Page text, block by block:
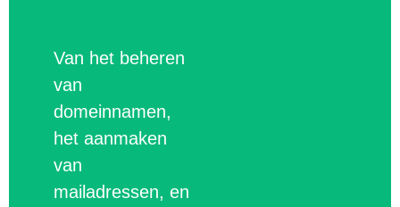
Van het beheren
van
domeinnamen,
het aanmaken
van
mailadressen, en